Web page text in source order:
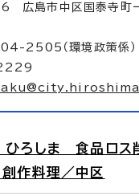
広島市中区国泰寺町
2505（環境政策係）
ひろしま 食品ロス
創作料理／中区